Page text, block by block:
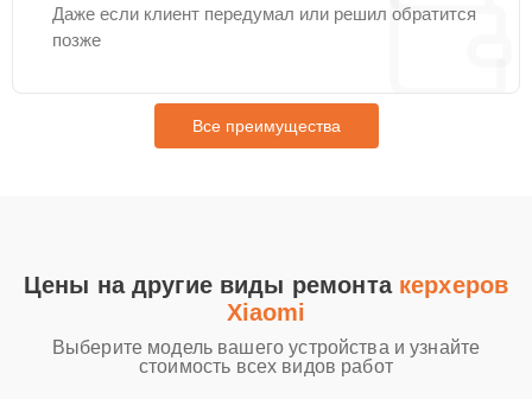
Даже если клиент передумал или решил обратится
позже
Все преимущества
Цены на другие виды ремонта керхеров
Xiaomi
Выберите модель вашего устройства и узнайте
стоимость всех видов работ